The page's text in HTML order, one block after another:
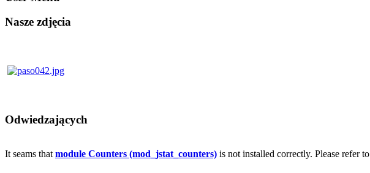
Nasze zdjęcia
Odwiedzających
It seams thatmodule Counters (mod_jstat_counters) is not installed correctly. Please refer to